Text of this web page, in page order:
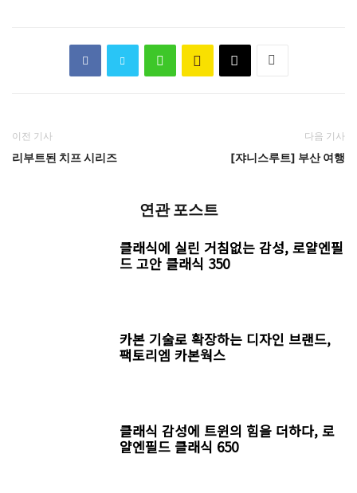
이전 기사
리부트된 치프 시리즈
다음 기사
[쟈니스루트] 부산 여행
연관 포스트
클래식에 실린 거침없는 감성, 로얄엔필
드 고안 클래식 350
카본 기술로 확장하는 디자인 브랜드,
팩토리엠 카본웍스
클래식 감성에 트윈의 힘을 더하다, 로
얄엔필드 클래식 650